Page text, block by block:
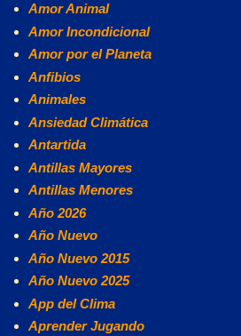
Amor Animal
Amor Incondicional
Amor por el Planeta
Anfibios
Animales
Ansiedad Climática
Antartida
Antillas Mayores
Antillas Menores
Año 2026
Año Nuevo
Año Nuevo 2015
Año Nuevo 2025
App del Clima
Aprender Jugando